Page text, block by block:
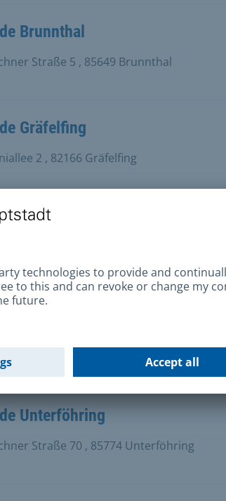
Brunnthal
Straße 5 , 85649 Brunnthal
Gräfelfing
2 , 82166 Gräfelfing
Oberschleißheim
Schäftlarn
Straße 50 , 82069 Schäftlarn
Unterföhring
Straße 70 , 85774 Unterföhring